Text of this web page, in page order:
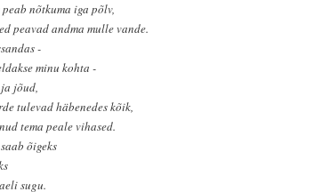
nõtkuma iga põlv,
peavad andma mulle vande.
-
minu kohta -
jõud,
tulevad häbenedes kõik,
tema peale vihased.
õigeks
sugu.